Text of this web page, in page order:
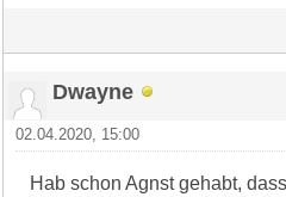
Dwayne
02.04.2020, 15:00
Hab schon Agnst gehabt,